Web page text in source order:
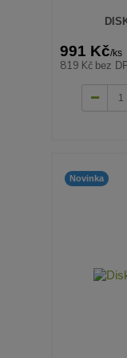
991 Kč/ks
819 Kč bez
Novinka